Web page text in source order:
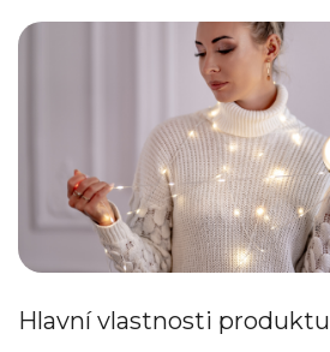
Hlavní vlastnosti produktu